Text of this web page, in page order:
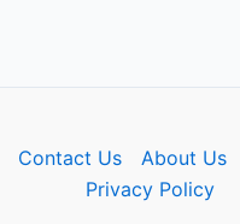
Contact Us About Us
Privacy Policy